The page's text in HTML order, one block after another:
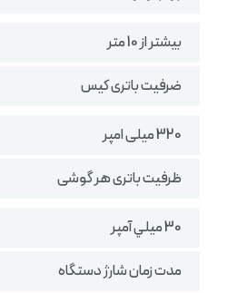
بیشتر از 10 متر
ضرفیت باتری کیس
320 میلی امپر
ظرفیت باتری هر گوشی
30 میلي آمپر
مدت زمان شارژ دستگاه